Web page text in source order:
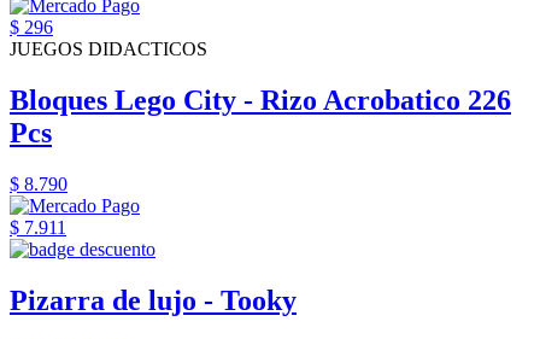
$ 296
JUEGOS DIDACTICOS
Bloques Lego City - Rizo Acrobatico 226
Pcs
$ 8.790
$ 7.911
Pizarra de lujo - Tooky